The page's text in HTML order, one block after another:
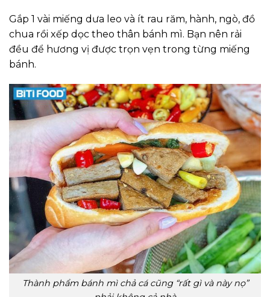
Gắp 1 vài miếng dưa leo và ít rau răm, hành, ngò, đồ
chua rồi xếp dọc theo thân bánh mì. Bạn nên rải
đều để hương vị được trọn vẹn trong từng miếng
bánh.
Thành phẩm bánh mì chả cá cũng “rất gì và này nọ”